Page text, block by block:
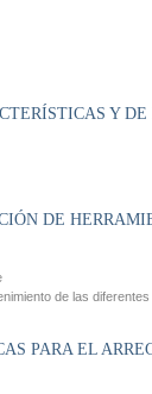
Y
DE
de las
PARA EL